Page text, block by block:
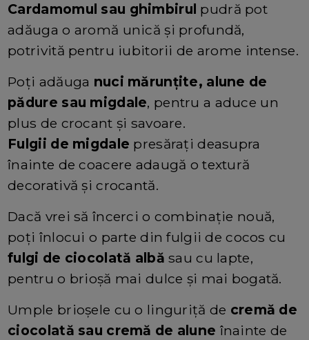
Cardamomul sau ghimbirul pudră pot
adăuga o aromă unică și profundă,
potrivită pentru iubitorii de arome intense.
Poți adăuga nuci mărunțite, alune de
pădure sau migdale, pentru a aduce un
plus de crocant și savoare.
Fulgii de migdale presărați deasupra
înainte de coacere adaugă o textură
decorativă și crocantă.
Dacă vrei să încerci o combinație nouă,
poți înlocui o parte din fulgii de cocos cu
fulgi de ciocolată albă sau cu lapte,
pentru o brioșă mai dulce și mai bogată.
Umple brioșele cu o linguriță de cremă de
ciocolată sau cremă de alune înainte de